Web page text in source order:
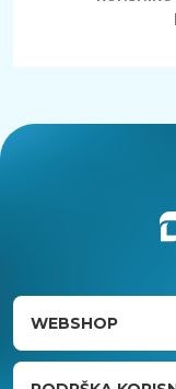
WEBSHOP